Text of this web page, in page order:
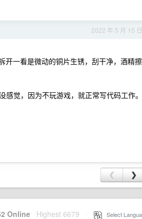
2022 年 5 月 15 日
开一看是微动的铜片生锈，刮干净，酒精擦
觉，因为不玩游戏，就正常写代码工作。
❮ ❯
Online Highest 6679 Select